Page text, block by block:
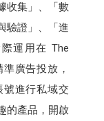
收集」、「數
驗證」、「進
運用在 The
廣告投放，
號進行私域交
的產品，開啟